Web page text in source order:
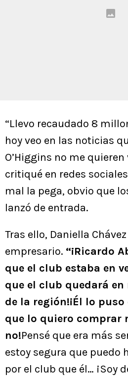
“Llevo recaudado 8
hoy veo en las noticias
O’Higgins no me
critiqué en redes
mal la pega, obvio que
lanzó de entrada.
Tras ello, Daniella
empresario. “¡Ricardo
que el club estaba en
que el club quedará en
de la región!¡Él lo
que lo quiero comprar
no!Pensé que era más
estoy segura que puedo
por el club que él… ¡Soy